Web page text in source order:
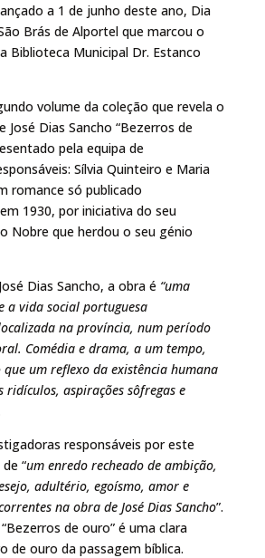
a 1 de junho deste ano, Dia
Brás de Alportel que marcou o
Biblioteca Municipal Dr. Estanco
volume da coleção que revela o
José Dias Sancho “Bezerros de
pela equipa de
Sílvia Quinteiro e Maria
romance só publicado
1930, por iniciativa do seu
Nobre que herdou o seu génio
Dias Sancho, a obra é “uma
a vida social portuguesa
na província, num período
Comédia e drama, a um tempo,
um reflexo da existência humana
ridículos, aspirações sôfregas e
responsáveis por este
“um enredo recheado de ambição,
adultério, egoísmo, amor e
na obra de José Dias Sancho”.
de ouro” é uma clara
de ouro da passagem bíblica.